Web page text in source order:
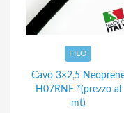
FILO
Cavo 3×2,5
H07RNF *(prezzo al
mt)